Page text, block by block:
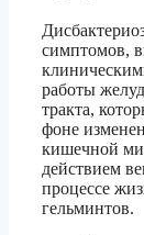
симптомов,
работы
тракта,
фоне
кишечной
действием
процессе
гельминтов.